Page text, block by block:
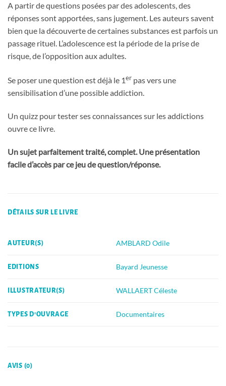
A partir de questions posées par des adolescents, des
réponses sont apportées, sans jugement. Les auteurs savent
bien que la découverte de certaines substances est parfois un
passage rituel. L’adolescence est la période de la prise de
risque, de l’opposition aux adultes.
Se poser une question est déjà le 1er pas vers une
sensibilisation d’une possible addiction.
Un quizz pour tester ses connaissances sur les addictions
ouvre ce livre.
Un sujet parfaitement traité, complet. Une présentation
facile d’accès par ce jeu de question/réponse.
DÉTAILS SUR LE LIVRE
AUTEUR(S) AMBLARD Odile
EDITIONS Bayard Jeunesse
ILLUSTRATEUR(S) WALLAERT Céleste
TYPES D'OUVRAGE Documentaires
AVIS (0)